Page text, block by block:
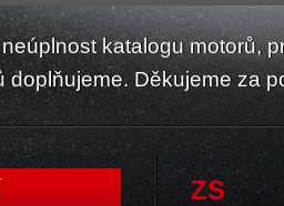
katalogu motorů,
doplňujeme. Děkujeme za
ZS